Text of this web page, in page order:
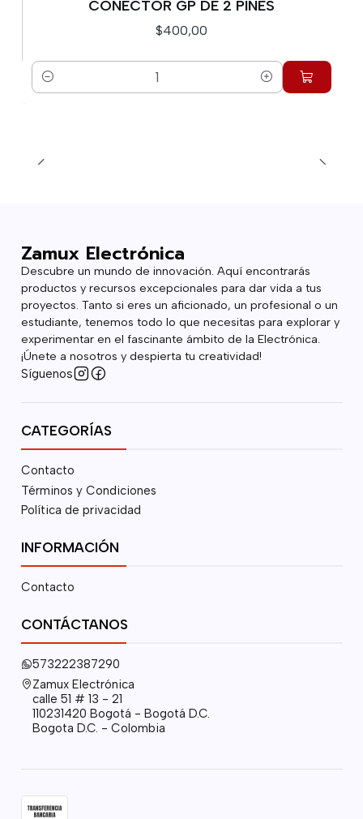
CONECTOR GP DE 2 PINES
$400,00
Cantidad
Zamux Electrónica
Descubre un mundo de innovación. Aquí encontrarás
productos y recursos excepcionales para dar vida a tus
proyectos. Tanto si eres un aficionado, un profesional o un
estudiante, tenemos todo lo que necesitas para explorar y
experimentar en el fascinante ámbito de la Electrónica.
¡Únete a nosotros y despierta tu creatividad!
Síguenos
CATEGORÍAS
Contacto
Términos y Condiciones
Política de privacidad
INFORMACIÓN
Contacto
CONTÁCTANOS
573222387290
Zamux Electrónica
calle 51 # 13 - 21
110231420 Bogotá - Bogotá D.C.
Bogota D.C. - Colombia